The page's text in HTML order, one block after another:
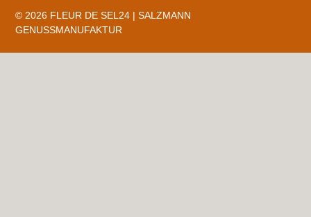
© 2026 FLEUR DE SEL24 | SALZMANN
GENUSSMANUFAKTUR